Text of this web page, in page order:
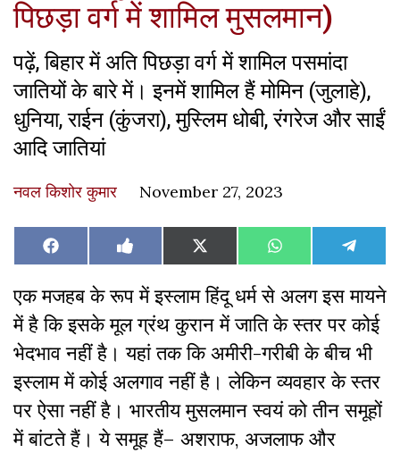
पिछड़ा वर्ग में शामिल मुसलमान)
पढ़ें, बिहार में अति पिछड़ा वर्ग में शामिल पसमांदा
जातियों के बारे में। इनमें शामिल हैं मोमिन (जुलाहे),
धुनिया, राईन (कुंजरा), मुस्लिम धोबी, रंगरेज और साईं
आदि जातियां
नवल किशोर कुमार November 27, 2023
Share
on
Facebook Share
on
Like
on
Facebook
Share
on
X
(Twitter)
Share
on
WhatsAppShare
on
एक मजहब के रूप में इस्लाम हिंदू धर्म से अलग इस मायने
में है कि इसके मूल ग्रंथ कुरान में जाति के स्तर पर कोई
भेदभाव नहीं है। यहां तक कि अमीरी-गरीबी के बीच भी
इस्लाम में कोई अलगाव नहीं है। लेकिन व्यवहार के स्तर
पर ऐसा नहीं है। भारतीय मुसलमान स्वयं को तीन समूहों
में बांटते हैं। ये समूह हैं– अशराफ, अजलाफ और